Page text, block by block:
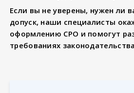
Если вы не уверены, нужен ли
допуск, наши специалисты
оформлению СРО и помогут
требованиях